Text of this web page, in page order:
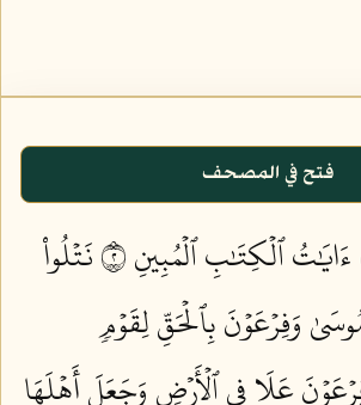
فتح في المصحف
ٱلۡكِتَٰبِ ٱلۡمُبِينِ ٢
نَتۡلُواْ
وَفِرۡعَوۡنَ بِٱلۡحَقِّ لِقَوۡمٖ
عَلَا فِي ٱلۡأَرۡضِ وَجَعَلَ أَهۡلَهَا